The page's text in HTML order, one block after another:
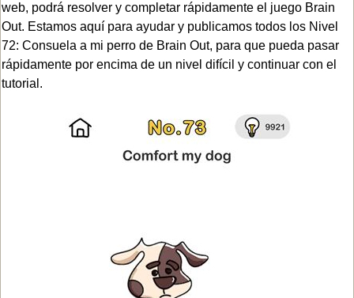
web, podrá resolver y completar rápidamente el juego Brain
Out. Estamos aquí para ayudar y publicamos todos los Nivel
72: Consuela a mi perro de Brain Out, para que pueda pasar
rápidamente por encima de un nivel difícil y continuar con el
tutorial.